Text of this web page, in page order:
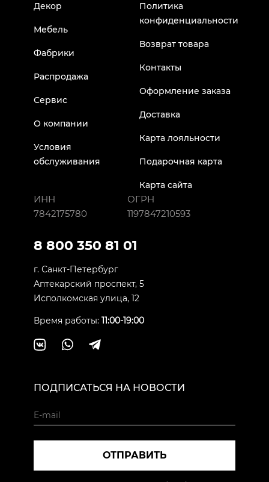
Декор
Мебель
Фабрики
Распродажа
Сервис
О компании
Условия
обслуживания
Политика
конфиденциальности
Возврат товара
Контакты
Оформление заказа
Доставка
Карта лояльности
Подарочная карта
Карта сайта
ИНН
7842175780
ОГРН
1197847210593
8 800 350 81 01
г. Санкт-Петербург
Аптекарский проспект, 5
Исполкомская улица, 12
Время работы: 11:00-19:00
ПОДПИСАТЬСЯ НА НОВОСТИ
ОТПРАВИТЬ